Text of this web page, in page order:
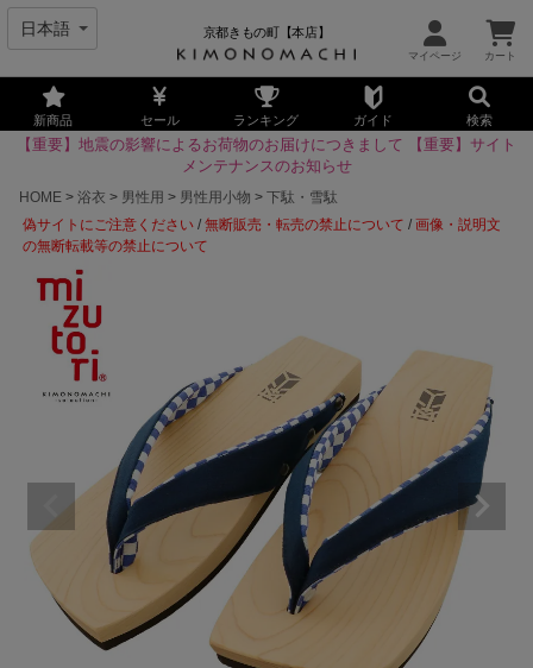
京都きもの町【本店】
新商品 セール ランキング ガイド 検索
【重要】地震の影響によるお荷物のお届けにつきまして
【重要】サイト
メンテナンスのお知らせ
HOME
浴衣 男性用 男性用小物
下駄・雪駄
偽サイトにご注意ください /無断販売・転売の禁止について /画像・説明文
の無断転載等の禁止について